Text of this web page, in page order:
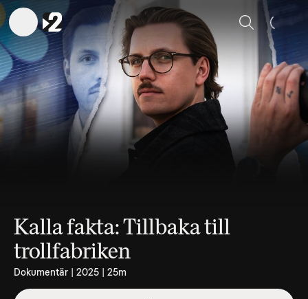
Sök
Kalla fakta: Tillbaka till
trollfabriken
Dokumentär | 2025 | 25m